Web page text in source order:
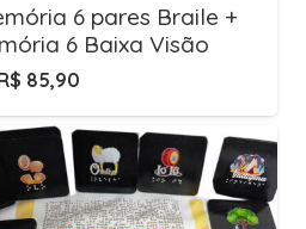
6 pares Braile +
6 Baixa Visão
85,90